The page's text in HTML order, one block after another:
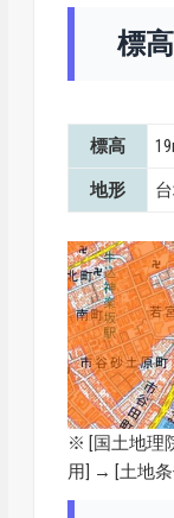
標
標高
地形
※ [国土地理
用] → [土地